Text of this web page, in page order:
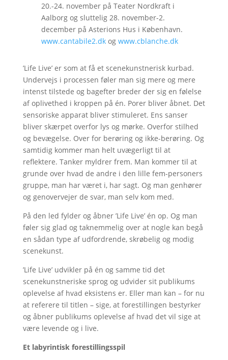
20.-24. november på Teater Nordkraft i
Aalborg og sluttelig 28. november-2.
december på Asterions Hus i København.
www.cantabile2.dkog www.cblanche.dk
’Life Live’ er som at få et scenekunstnerisk kurbad.
Undervejs i processen føler man sig mere og mere
intenst tilstede og bagefter breder der sig en følelse
af oplivethed i kroppen på én. Porer bliver åbnet. Det
sensoriske apparat bliver stimuleret. Ens sanser
bliver skærpet overfor lys og mørke. Overfor stilhed
og bevægelse. Over for berøring og ikke-berøring. Og
samtidig kommer man helt uvægerligt til at
reflektere. Tanker myldrer frem. Man kommer til at
grunde over hvad de andre i den lille fem-personers
gruppe, man har været i, har sagt. Og man genhører
og genovervejer de svar, man selv kom med.
På den led fylder og åbner ’Life Live’ én op. Og man
føler sig glad og taknemmelig over at nogle kan begå
en sådan type af udfordrende, skrøbelig og modig
scenekunst.
’Life Live’ udvikler på én og samme tid det
scenekunstneriske sprog og udvider sit publikums
oplevelse af hvad eksistens er. Eller man kan – for nu
at referere til titlen – sige, at forestillingen bestyrker
og åbner publikums oplevelse af hvad det vil sige at
være levende og i live.
Et labyrintisk forestillingsspil